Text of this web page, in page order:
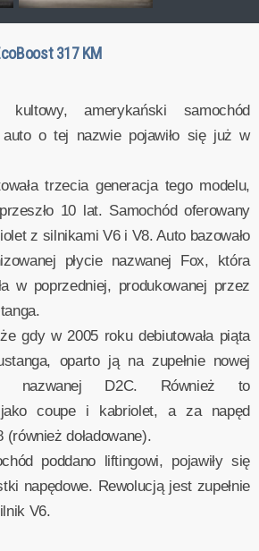
317 KM
amerykański samochód
o tej nazwie pojawiło się już w
trzecia generacja tego modelu,
10 lat. Samochód oferowany
z silnikami V6 i V8. Auto bazowało
płycie nazwanej Fox, która
w poprzedniej, produkowanej przez
gdy w 2005 roku debiutowała piąta
oparto ją na zupełnie nowej
nazwanej D2C. Również to
jako coupe i kabriolet, a za napęd
(również doładowane).
poddano liftingowi, pojawiły się
napędowe. Rewolucją jest zupełnie
V6.